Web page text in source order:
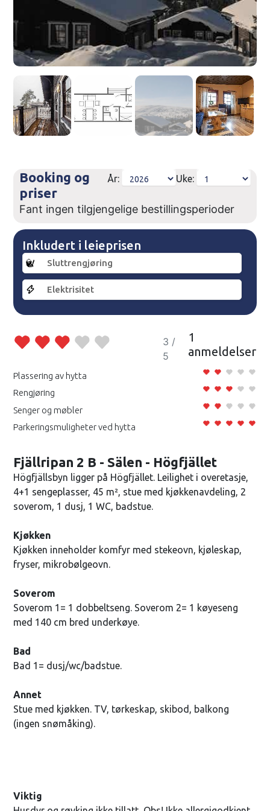
Booking og
priser
År: Uke:
Fant ingen tilgjengelige bestillingsperioder
Inkludert i leieprisen
Sluttrengjøring
Elektrisitet
3 /
5
1
anmeldelser
Plassering av hytta
Rengjøring
Senger og møbler
Parkeringsmuligheter ved hytta
Fjällripan 2 B - Sälen - Högfjället
Högfjällsbyn ligger på Högfjället. Leilighet i overetasje,
4+1 sengeplasser, 45 m², stue med kjøkkenavdeling, 2
soverom, 1 dusj, 1 WC, badstue.
Kjøkken
Kjøkken inneholder komfyr med stekeovn, kjøleskap,
fryser, mikrobølgeovn.
Soverom
Soverom 1= 1 dobbeltseng. Soverom 2= 1 køyeseng
med 140 cm bred underkøye.
Bad
Bad 1= dusj/wc/badstue.
Annet
Stue med kjøkken. TV, tørkeskap, skibod, balkong
(ingen snømåking).
Viktig